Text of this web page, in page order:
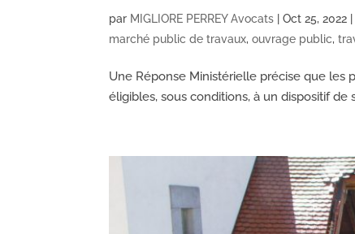
par MIGLIORE PERREY Avocats |Oct 25, 2022
marché public de travaux,ouvrage public,
Une Réponse Ministérielle précise que les
éligibles, sous conditions, à un dispositif